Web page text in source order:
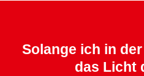
Solange ich in
das Licht